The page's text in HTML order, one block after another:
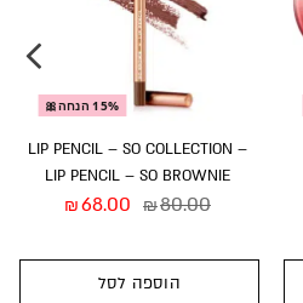
15% הנחה🎀
LIP PENCIL – SO COLLECTION –
LIP PENCIL – SO BROWNIE
₪80.00
₪68.00
הוספה לסל